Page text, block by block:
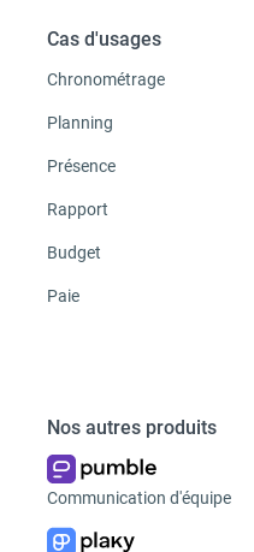
Cas d'usages
Chronométrage
Planning
Présence
Rapport
Budget
Paie
Nos autres produits
Communication d'équipe